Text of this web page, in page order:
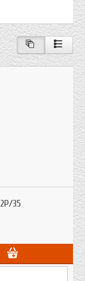
16 мм.
35